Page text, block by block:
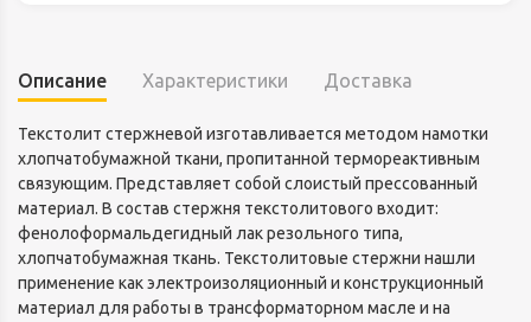
Описание Характеристики Доставка
Текстолит стержневой изготавливается методом намотки
хлопчатобумажной ткани, пропитанной термореактивным
связующим. Представляет собой слоистый прессованный
материал. В состав стержня текстолитового входит:
фенолоформальдегидный лак резольного типа,
хлопчатобумажная ткань. Текстолитовые стержни нашли
применение как электроизоляционный и конструкционный
материал для работы в трансформаторном масле и на